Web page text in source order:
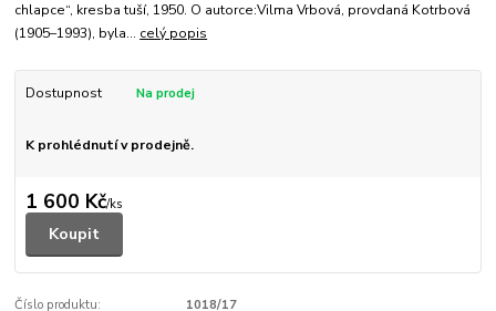
chlapce“, kresba tuší, 1950. O autorce:Vilma Vrbová, provdaná Kotrbová
(1905–1993), byla... celý popis
Dostupnost
K prohlédnutí v prodejně.
1 600 Kč/ks
Koupit
Číslo produktu: 1018/17